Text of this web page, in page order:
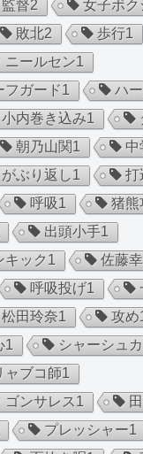
監督2 女子ボク
敗北2 歩行1
ニールセン1
フガード1 ハ
小内巻き込み1
朝乃山関1 中
がぶり返し1 打
呼吸1 猪熊
出頭小手1
キック1 佐藤
呼吸投げ1
松田玲奈1 攻め
1 シャーシュカ
ャブコ師1
ゴンサレス1
プレッシャー1